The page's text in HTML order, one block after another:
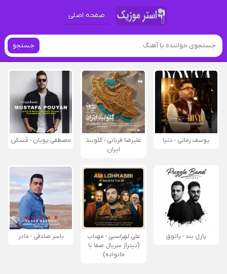
صفحه اصلی
جستجو
یوسف زمانی - دنیا
علیرضا قربانی - گلوبند
ایران
مصطفی پویان - مُسکن
پازل بند - پاتوق
علی لهراسبی - مهتاب
(تیتراژ سریال صفا با
خانواده)
یاسر صادقی - مادر